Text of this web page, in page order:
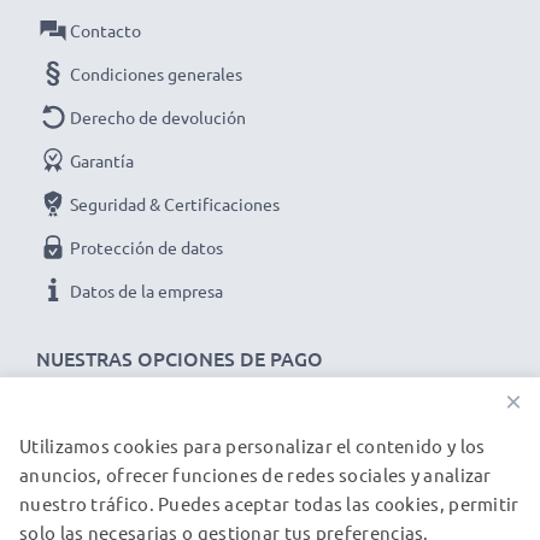
potencia y rendimiento para hasta 1000 ciclos de carga
C101272,CP15NM,BC101272 para tu dispositivo
Alcatel Altiset, Pro, Vocal:
Marca:CELLONIC
Capacidad : 600mAh
Tecnología: NiMH
Color: gris
Somos un distribuidor internacional especializado en
años de garantía!
NUESTRAS OPCIONES DE PAGO
Contacto
Condiciones generales
Derecho de devolución
Garantía
Seguridad & Certificaciones
Protección de datos
Datos de la empresa
NUESTROS PARTNERS DE ENVÍO
×
Utilizamos cookies para personalizar el contenido y los
anuncios, ofrecer funciones de redes sociales y analizar
nuestro tráfico. Puedes aceptar todas las cookies, permitir
solo las necesarias o gestionar tus preferencias.